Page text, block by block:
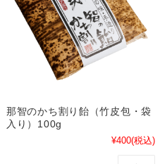
那智のかち割り飴（竹皮包・袋
入り）100g
¥400(税込)